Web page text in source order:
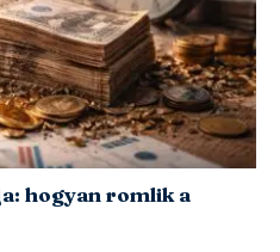
hogyan romlik a